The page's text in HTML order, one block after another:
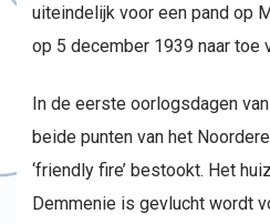
uiteindelijk voor een pand op
op 5 december 1939 naar toe
In de eerste oorlogsdagen
beide punten van het
‘friendly fire’ bestookt. Het
Demmenie is gevlucht wordt